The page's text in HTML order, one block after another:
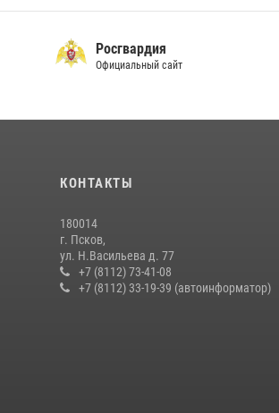
Росгвардия
Официальный сайт
КОНТАКТЫ
180014
г. Псков,
ул. Н.Васильева д. 77
+7 (8112) 73-41-08
+7 (8112) 33-19-39 (автоинформатор)